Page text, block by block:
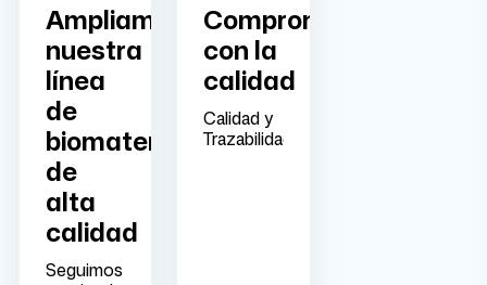
Ampliamos
nuestra
línea
de
biomateriales
de
alta
calidad
Seguimos
Comprometidos
con la
calidad
Calidad y
Trazabilidad